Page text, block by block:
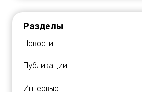
Разделы
Новости
Публикации
Интервью